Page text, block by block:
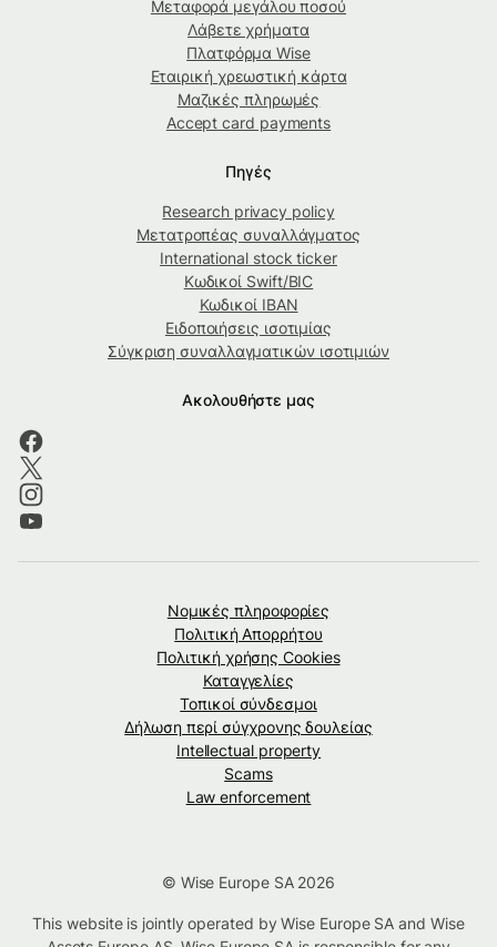
Μεταφορά μεγάλου ποσού
Λάβετε χρήματα
Πλατφόρμα Wise
Εταιρική χρεωστική κάρτα
Μαζικές πληρωμές
Accept card payments
Πηγές
Research privacy policy
Μετατροπέας συναλλάγματος
International stock ticker
Κωδικοί Swift/BIC
Κωδικοί IBAN
Ειδοποιήσεις ισοτιμίας
Σύγκριση συναλλαγματικών ισοτιμιών
Ακολουθήστε μας
Νομικές πληροφορίες
Πολιτική Απορρήτου
Πολιτική χρήσης Cookies
Καταγγελίες
Τοπικοί σύνδεσμοι
Δήλωση περί σύγχρονης δουλείας
Intellectual property
Scams
Law enforcement
© Wise Europe SA 2026
This website is jointly operated by Wise Europe SA and Wise